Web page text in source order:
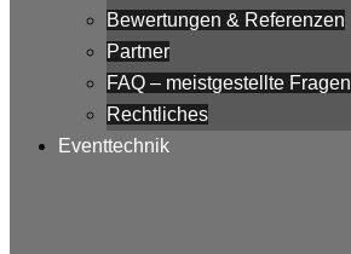
Bewertungen & Referenzen
Partner
FAQ – meistgestellte Fragen
Rechtliches
Eventtechnik